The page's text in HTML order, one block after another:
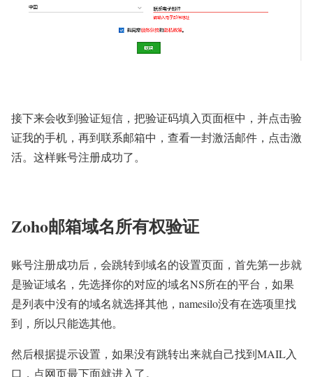
接下来会收到验证短信，把验证码填入页面框中，并点击验
证我的手机，再到联系邮箱中，查看一封激活邮件，点击激
活。这样账号注册成功了。
Zoho邮箱域名所有权验证
账号注册成功后，会跳转到域名的设置页面，首先第一步就
是验证域名，先选择你的对应的域名NS所在的平台，如果
是列表中没有的域名就选择其他，namesilo没有在选项里找
到，所以只能选其他。
然后根据提示设置，如果没有跳转出来就自己找到MAIL入
口，点网页最下面就进入了。